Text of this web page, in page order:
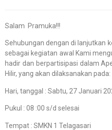
Salam Pramuka!!!
Sehubungan dengan di lanjutkan
sebagai kegiatan awal Kami
hadir dan berpartisipasi dalam
Hilir, yang akan dilaksanakan pada:
Hari, tanggal : Sabtu, 27 Januari
Pukul : 08 :00 s/d selesai
Tempat : SMKN 1 Telagasari